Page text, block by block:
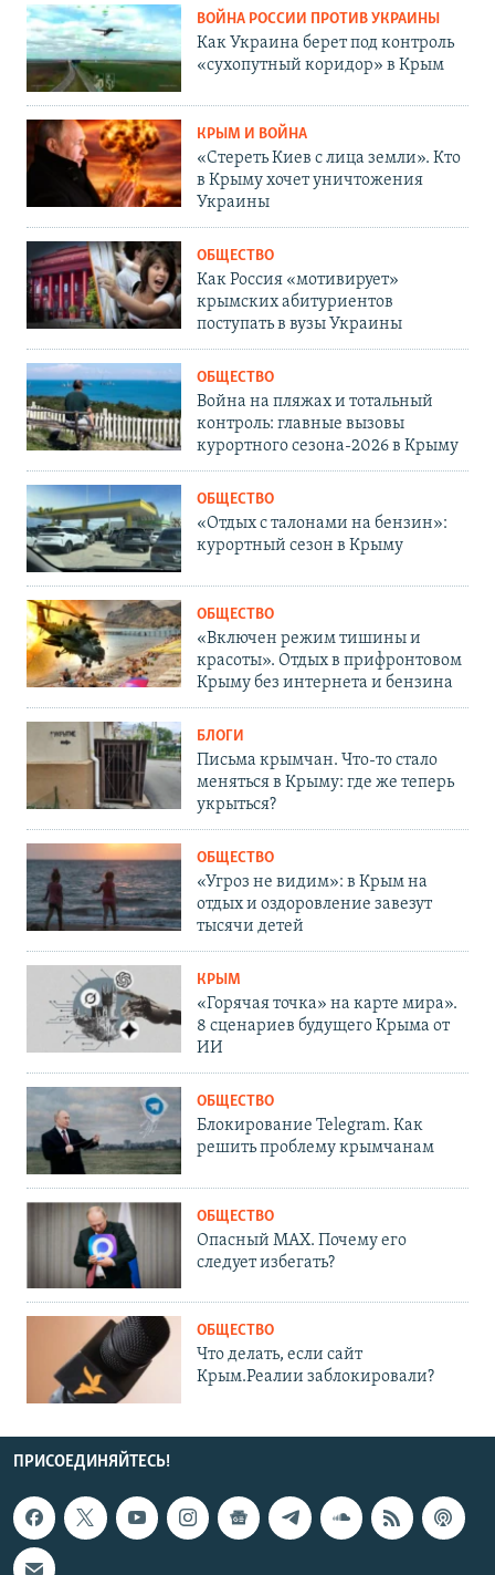
ВОЙНА РОССИИ ПРОТИВ УКРАИНЫ
Как Украина берет под контроль
«сухопутный коридор» в Крым
КРЫМ И ВОЙНА
«Стереть Киев с лица земли». Кто
в Крыму хочет уничтожения
Украины
ОБЩЕСТВО
Как Россия «мотивирует»
крымских абитуриентов
поступать в вузы Украины
ОБЩЕСТВО
Война на пляжах и тотальный
контроль: главные вызовы
курортного сезона-2026 в Крыму
ОБЩЕСТВО
«Отдых с талонами на бензин»:
курортный сезон в Крыму
ОБЩЕСТВО
«Включен режим тишины и
красоты». Отдых в прифронтовом
Крыму без интернета и бензина
БЛОГИ
Письма крымчан. Что-то стало
меняться в Крыму: где же теперь
укрыться?
ОБЩЕСТВО
«Угроз не видим»: в Крым на
отдых и оздоровление завезут
тысячи детей
КРЫМ
«Горячая точка» на карте мира».
8 сценариев будущего Крыма от
ИИ
ОБЩЕСТВО
Блокирование Telegram. Как
решить проблему крымчанам
ОБЩЕСТВО
Опасный MAX. Почему его
следует избегать?
ОБЩЕСТВО
Что делать, если сайт
Крым.Реалии заблокировали?
ПРИСОЕДИНЯЙТЕСЬ!